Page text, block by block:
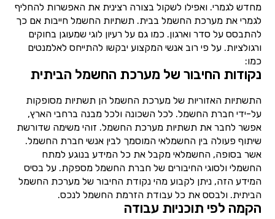
מחדש לגמרי. ואפילו לשקול בצורה רצינית את האפשרות להחליף
לגמרי את מערכת החשמל בבית. תשתיות החשמל חייבות אם כך
להתבסס על סדר וארגון. כמו גם על רעיון לוגי שמעוגן בחוקים
ורגולציות. על פי רוב אנשי המקצוע יבקשו להתייחס לאלמנטים
כמו:
נקודות החיבור של מערכת החשמל הביתית
התשתיות האזוריות של מערכת החשמל הן תשתיות מסופקות
על-ידי חברת החשמל. לכל השכונה ולכל מבנה ברחבי הארץ,
אפשר לחבר את תשתיות מערכת החשמל. זוהי משימה שדורשת
שיתוף פעולה בין החשמלאי המוסמך לבין אנשי חברת החשמל.
אשר בסופה, החשמלאי מקבל את כל המידע בנוגע למתח
החשמלי ולסוגי החיבורים של חברת החשמל מספקת. על בסיס
המידע הזה, ניתן לקבוע מהי נקודת החיבור של מערכת החשמל
הביתית. ולבסס את כל עבודת הזרמת החשמל לנכס.
הקמה לפי תוכניות עבודה